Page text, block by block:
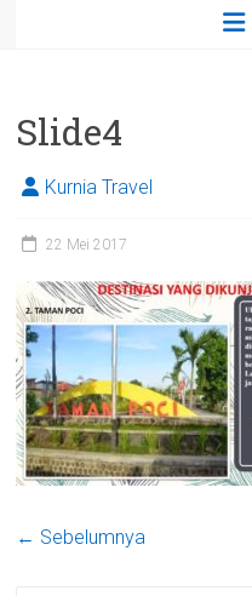
Slide4
Kurnia Travel
22 Mei 2017
← Sebelumnya